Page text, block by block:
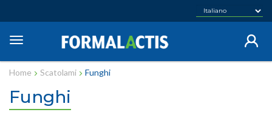
principale
Home Scatolami Funghi
Funghi